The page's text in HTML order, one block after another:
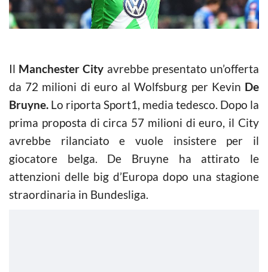
Il Manchester City avrebbe presentato un’offerta
da 72 milioni di euro al Wolfsburg per Kevin De
Bruyne. Lo riporta Sport1, media tedesco. Dopo la
prima proposta di circa 57 milioni di euro, il City
avrebbe rilanciato e vuole insistere per il
giocatore belga. De Bruyne ha attirato le
attenzioni delle big d’Europa dopo una stagione
straordinaria in Bundesliga.